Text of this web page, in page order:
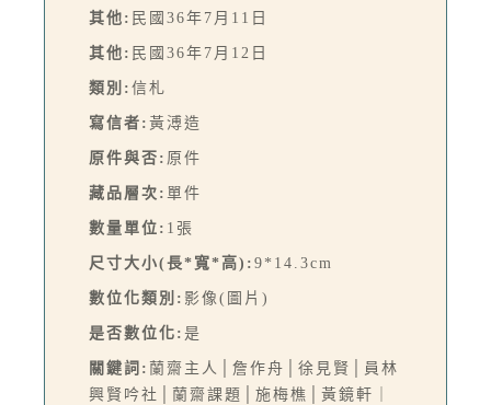
其他: 民國36年7月11日
其他: 民國36年7月12日
類別: 信札
寫信者: 黃溥造
原件與否: 原件
藏品層次: 單件
數量單位: 1張
尺寸大小(長*寬*高): 9*14.3cm
數位化類別: 影像(圖片)
是否數位化: 是
關鍵詞: 蘭齋主人│詹作舟│徐見賢│員林
興賢吟社│蘭齋課題│施梅樵│黃鏡軒｜